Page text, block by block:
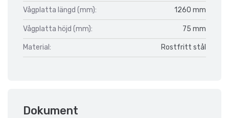
Vågplatta längd (mm): 1260 mm
Vågplatta höjd (mm): 75 mm
Material: Rostfritt stål
Dokument